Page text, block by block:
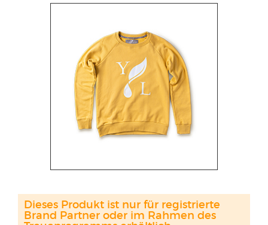
Dieses Produkt ist nur für registrierte
Brand Partner oder im Rahmen des